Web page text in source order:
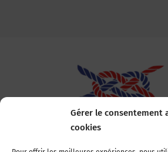
Gérer le consentement
cookies